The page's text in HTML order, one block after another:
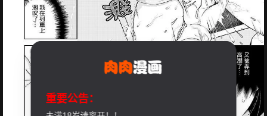
重要公告：